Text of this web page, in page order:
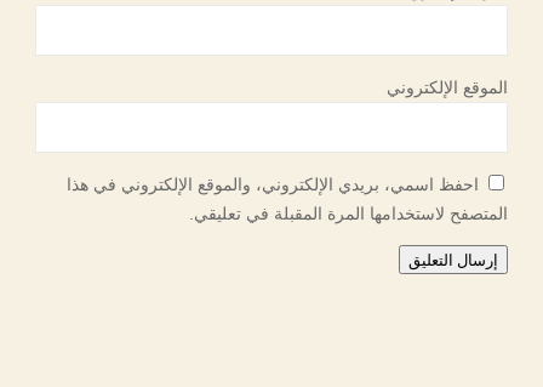
الموقع الإلكتروني
احفظ اسمي، بريدي الإلكتروني، والموقع الإلكتروني في هذا
المتصفح لاستخدامها المرة المقبلة في تعليقي.
إرسال التعليق